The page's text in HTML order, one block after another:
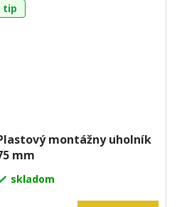
tip
montážny uholník
mm
skladom